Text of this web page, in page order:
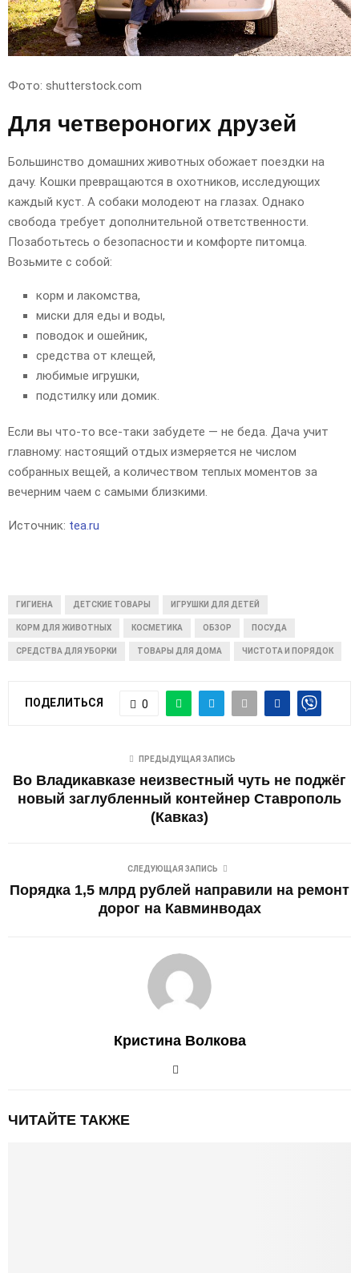
Фото: shutterstock.com
Для четвероногих друзей
Большинство домашних животных обожает поездки на
дачу. Кошки превращаются в охотников, исследующих
каждый куст. А собаки молодеют на глазах. Однако
свобода требует дополнительной ответственности.
Позаботьтесь о безопасности и комфорте питомца.
Возьмите с собой:
корм и лакомства,
миски для еды и воды,
поводок и ошейник,
средства от клещей,
любимые игрушки,
подстилку или домик.
Если вы что-то все-таки забудете — не беда. Дача учит
главному: настоящий отдых измеряется не числом
собранных вещей, а количеством теплых моментов за
вечерним чаем с самыми близкими.
Источник: tea.ru
ГИГИЕНА ДЕТСКИЕ ТОВАРЫ ИГРУШКИ ДЛЯ ДЕТЕЙ
КОРМ ДЛЯ ЖИВОТНЫХ КОСМЕТИКА ОБЗОР ПОСУДА
СРЕДСТВА ДЛЯ УБОРКИ ТОВАРЫ ДЛЯ ДОМА ЧИСТОТА И ПОРЯДОК
ПОДЕЛИТЬСЯ 0
ПРЕДЫДУЩАЯ ЗАПИСЬ
Во Владикавказе неизвестный чуть не поджёг
новый заглубленный контейнер Ставрополь
(Кавказ)
СЛЕДУЮЩАЯ ЗАПИСЬ
Порядка 1,5 млрд рублей направили на ремонт
дорог на Кавминводах
Кристина Волкова
ЧИТАЙТЕ ТАКЖЕ